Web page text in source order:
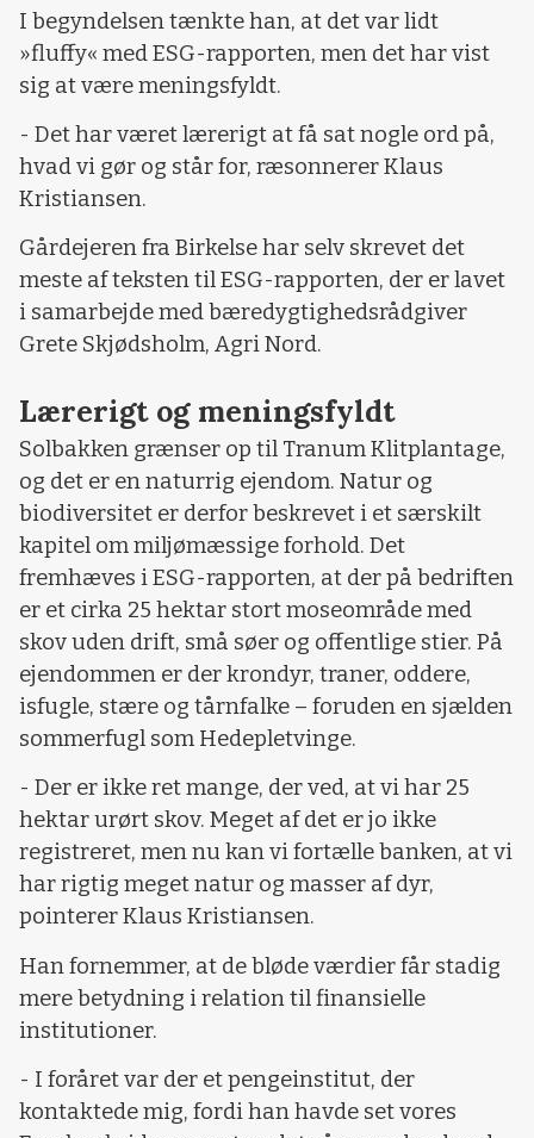
I begyndelsen tænkte han, at det var lidt
»fluffy« med ESG-rapporten, men det har vist
sig at være meningsfyldt.
- Det har været lærerigt at få sat nogle ord på,
hvad vi gør og står for, ræsonnerer Klaus
Kristiansen.
Gårdejeren fra Birkelse har selv skrevet det
meste af teksten til ESG-rapporten, der er lavet
i samarbejde med bæredygtighedsrådgiver
Grete Skjødsholm, Agri Nord.
Lærerigt og meningsfyldt
Solbakken grænser op til Tranum Klitplantage,
og det er en naturrig ejendom. Natur og
biodiversitet er derfor beskrevet i et særskilt
kapitel om miljømæssige forhold. Det
fremhæves i ESG-rapporten, at der på bedriften
er et cirka 25 hektar stort moseområde med
skov uden drift, små søer og offentlige stier. På
ejendommen er der krondyr, traner, oddere,
isfugle, stære og tårnfalke – foruden en sjælden
sommerfugl som Hedepletvinge.
- Der er ikke ret mange, der ved, at vi har 25
hektar urørt skov. Meget af det er jo ikke
registreret, men nu kan vi fortælle banken, at vi
har rigtig meget natur og masser af dyr,
pointerer Klaus Kristiansen.
Han fornemmer, at de bløde værdier får stadig
mere betydning i relation til finansielle
institutioner.
- I foråret var der et pengeinstitut, der
kontaktede mig, fordi han havde set vores